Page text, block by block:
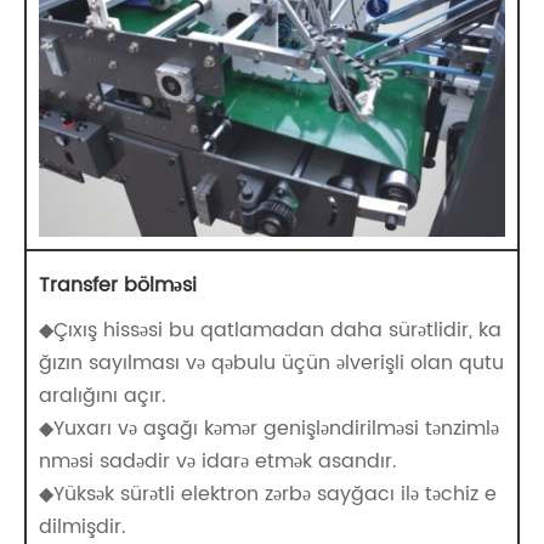
Transfer bölməsi
◆Çıxış hissəsi bu qatlamadan daha sürətlidir, ka
ğızın sayılması və qəbulu üçün əlverişli olan qutu
aralığını açır.
◆Yuxarı və aşağı kəmər genişləndirilməsi tənzimlə
nməsi sadədir və idarə etmək asandır.
◆Yüksək sürətli elektron zərbə sayğacı ilə təchiz e
dilmişdir.